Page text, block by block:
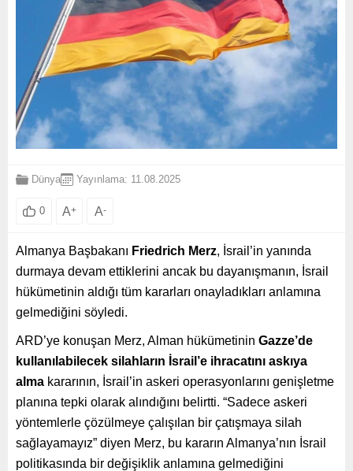
Dünya Yayınlama: 11.08.2025
0 A+ A-
Almanya Başbakanı Friedrich Merz, İsrail’in yanında
durmaya devam ettiklerini ancak bu dayanışmanın, İsrail
hükümetinin aldığı tüm kararları onayladıkları anlamına
gelmediğini söyledi.
ARD’ye konuşan Merz, Alman hükümetinin Gazze’de
kullanılabilecek silahların İsrail’e ihracatını askıya
alma kararının, İsrail’in askeri operasyonlarını genişletme
planına tepki olarak alındığını belirtti. “Sadece askeri
yöntemlerle çözülmeye çalışılan bir çatışmaya silah
sağlayamayız” diyen Merz, bu kararın Almanya’nın İsrail
politikasında bir değişiklik anlamına gelmediğini